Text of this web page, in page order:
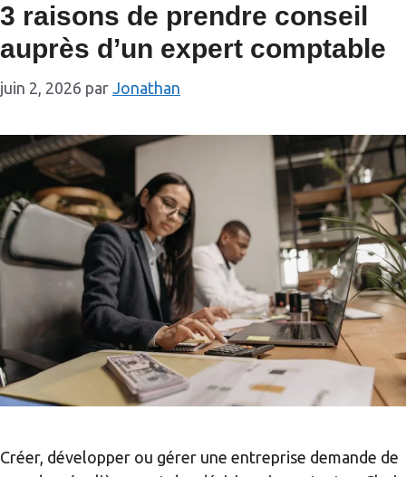
3 raisons de prendre conseil
auprès d’un expert comptable
juin 2, 2026 par Jonathan
Créer, développer ou gérer une entreprise demande de